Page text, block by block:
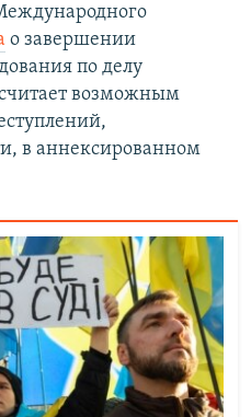
1080p
1080p
о завершении
по делу
возможным
в аннексированном